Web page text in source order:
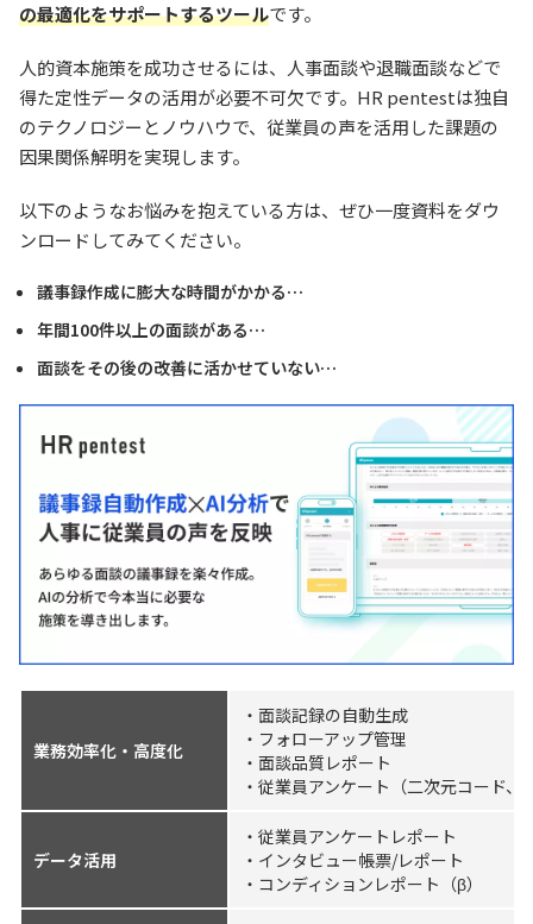
の最適化をサポートするツールです。
人的資本施策を成功させるには、人事面談や退職面談などで
得た定性データの活用が必要不可欠です。HR pentestは独自
のテクノロジーとノウハウで、従業員の声を活用した課題の
因果関係解明を実現します。
以下のようなお悩みを抱えている方は、ぜひ一度資料をダウ
ンロードしてみてください。
議事録作成に膨大な時間がかかる…
年間100件以上の面談がある…
面談をその後の改善に活かせていない…
業務効率化・高度化
・面談記録の自動生成
・フォローアップ管理
・面談品質レポート
・従業員アンケート（二次元コード、
データ活用
・従業員アンケートレポート
・インタビュー帳票/レポート
・コンディションレポート（β）